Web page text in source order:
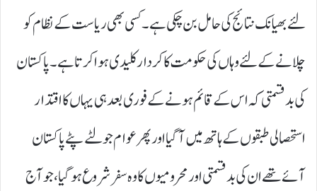
لئے بھیانک نتائج کی حامل بن چکی ہے۔ کسی بھی ریاست کے نظام کو
چلانے کے لئے وہاں کی حکومت کا کردار کلیدی ہوا کرتا ہے۔ پاکستان
کی بدقسمتی کہ اس کے قائم ہونے کے فوری بعد ہی یہاں کا اقتدار
استحصالی طبقوں کے ہاتھ میں آ گیا اور پھر عوام جو لٹے پٹے پاکستان
آئے تھے ان کی بدقسمتی اور محرومیوں کا وہ سفر شروع ہو گیا، جو آج